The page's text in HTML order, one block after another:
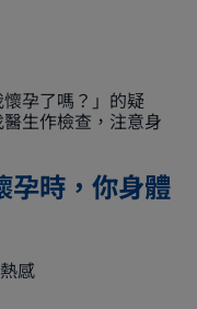
孕了嗎？」的疑
生作檢查，注意身
孕時，你身體
感